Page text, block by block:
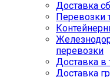
Доставка
Перевозки
перевозки
Доставка в
Доставка